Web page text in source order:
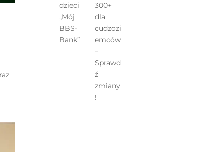
dzieci
„Mój
BBS-
Bank”
300+
dla
cudzozi
emców
–
Sprawd
ź
zmiany
!